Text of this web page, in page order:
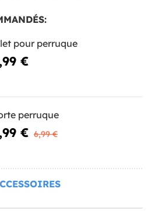
pour perruque
€
perruque
€ 6,99 €